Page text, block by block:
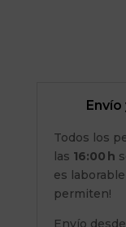
Todos los
las 16:00 h
es
permiten!
Envío desde